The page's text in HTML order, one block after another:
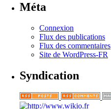
Méta
Connexion
Flux des publications
Flux des commentaires
Site de WordPress-FR
Syndication